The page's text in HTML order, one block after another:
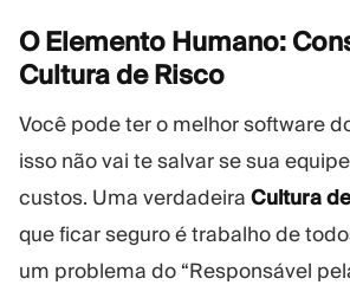
O Elemento Humano:
Cultura deRisco
Você pode ter o melhor software
isso não vai te salvar se sua
custos. Uma verdadeira Cultura
que ficar seguro é trabalho de
um problema do “Responsável